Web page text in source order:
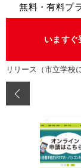
無料・有料プ
いますぐ
リリース（市立学校